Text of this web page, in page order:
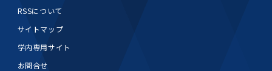
会計監査人候補者の決定について
次世代育成支援対策推進法による一般事業主行
動計画
大学祭
ILA国府台 公開講座等のお知らせ
キャンパス紹介
令和６年度（２０２４年度）総合知と癒しの次
世代フロントランナー育成プログラム（医歯学
系）「Science Tokyo SPRING (医歯学系)」
教養部在学生
医学部在学生
障がいのある学生サポートトップ
修学上の支援について
文部科学省からのお知らせ
令和７年度（２０２５年度）新入生向けPC購
入推奨仕様書
インターンシップ
就職支援サイトリンク集
国立美術館キャンパスメンバーズ
新入学の大学院生へ To New Graduate
分野構成
医歯学総合研究科博士課程生命理工学系専攻履
修要項（シラバス）
年報トップ
2024年（25.7MB）
統合教育機構学務企画課
セミナー・特別講義
年報トップ
統合教育機構トップ
医学・歯学分野における数理・データサイエン
ス・AI教育開発事業
統合研究機構・統合イノベーション機構
統合研究機構・統合イノベーション機構トップ
オープンイノベーションセンター
ヒトES細胞倫理審査委員会
利益相反に関する説明会資料(ダウンロード)(学
内専用)
RSSについて
サイトマップ
学内専用サイト
お問合せ